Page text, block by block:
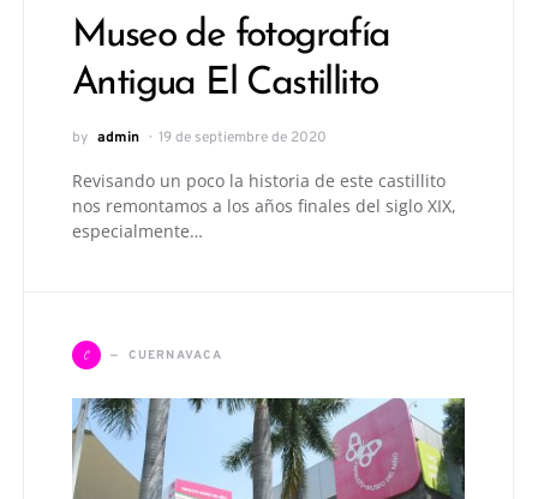
Museo de fotografía
Antigua El Castillito
by admin 19 de septiembre de 2020
Revisando un poco la historia de este castillito
nos remontamos a los años finales del siglo XIX,
especialmente…
C CUERNAVACA